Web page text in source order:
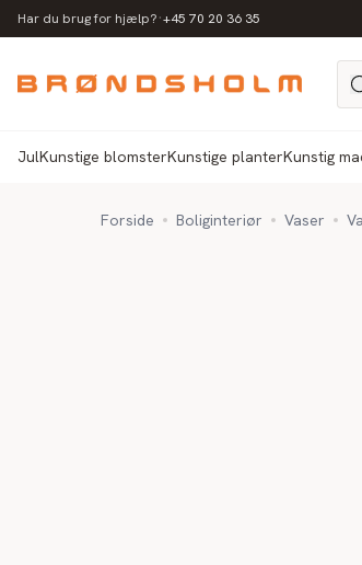
Har du brug for hjælp?·+45 70 20 36 35
JulKunstige blomsterKunstige planterKunstig
Forside Boliginteriør Vaser